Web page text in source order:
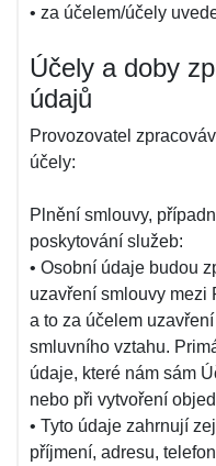
• za účelem/účely
Účely a doby
údajů
Provozovatel
účely:
Plnění smlouvy,
poskytování služeb:
• Osobní údaje budou
uzavření smlouvy mezi
a to za účelem
smluvního vztahu.
údaje, které nám sám
nebo při vytvoření
• Tyto údaje zahrnují
příjmení, adresu,